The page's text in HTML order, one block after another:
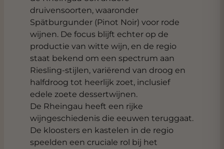
druivensoorten, waaronder
Spätburgunder (Pinot Noir) voor rode
wijnen. De focus blijft echter op de
productie van witte wijn, en de regio
staat bekend om een spectrum aan
Riesling-stijlen, variërend van droog en
halfdroog tot heerlijk zoet, inclusief
edele zoete dessertwijnen.
De Rheingau heeft een rijke
wijngeschiedenis die eeuwen teruggaat.
De kloosters en kastelen in de regio
speelden een cruciale rol bij het